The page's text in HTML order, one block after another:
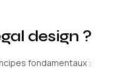
design ?
fondamentaux :